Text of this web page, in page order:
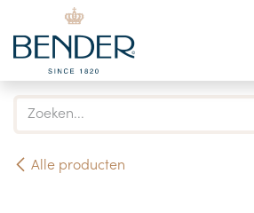
Overslaan naar inhoud
Alle producten